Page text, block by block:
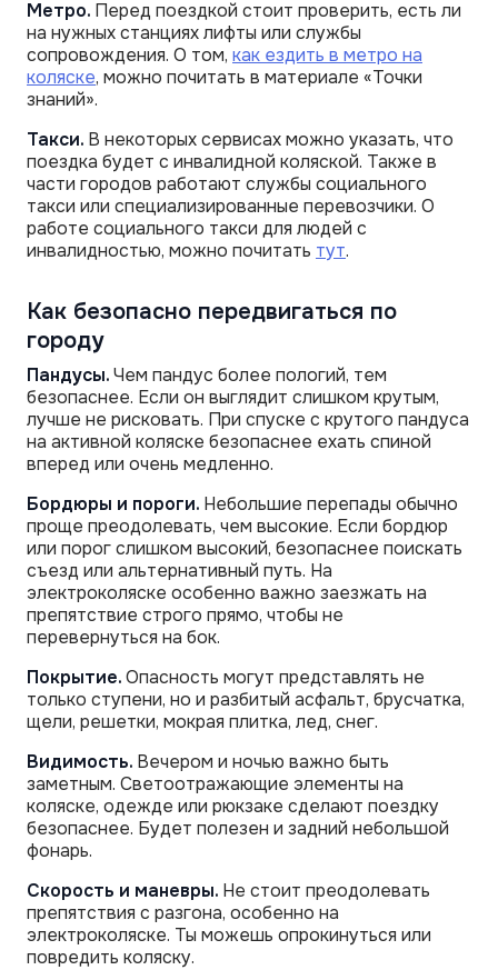
Метро. Перед поездкой стоит проверить, есть ли
на нужных станциях лифты или службы
сопровождения. О том, как ездить в метро на
коляске, можно почитать в материале «Точки
знаний».
Такси. В некоторых сервисах можно указать, что
поездка будет с инвалидной коляской. Также в
части городов работают службы социального
такси или специализированные перевозчики. О
работе социального такси для людей с
инвалидностью, можно почитать тут.
Как безопасно передвигаться по
городу
Пандусы.Чем пандус более пологий, тем
безопаснее. Если он выглядит слишком крутым,
лучше не рисковать. При спуске с крутого пандуса
на активной коляске безопаснее ехать спиной
вперед или очень медленно.
Бордюры и пороги. Небольшие перепады обычно
проще преодолевать, чем высокие. Если бордюр
или порог слишком высокий, безопаснее поискать
съезд или альтернативный путь. На
электроколяске особенно важно заезжать на
препятствие строго прямо, чтобы не
перевернуться на бок.
Покрытие.Опасность могут представлять не
только ступени, но и разбитый асфальт, брусчатка,
щели, решетки, мокрая плитка, лед, снег.
Видимость. Вечером и ночью важно быть
заметным. Светоотражающие элементы на
коляске, одежде или рюкзаке сделают поездку
безопаснее. Будет полезен и задний небольшой
фонарь.
Скорость и маневры. Не стоит преодолевать
препятствия с разгона, особенно на
электроколяске. Ты можешь опрокинуться или
повредить коляску.